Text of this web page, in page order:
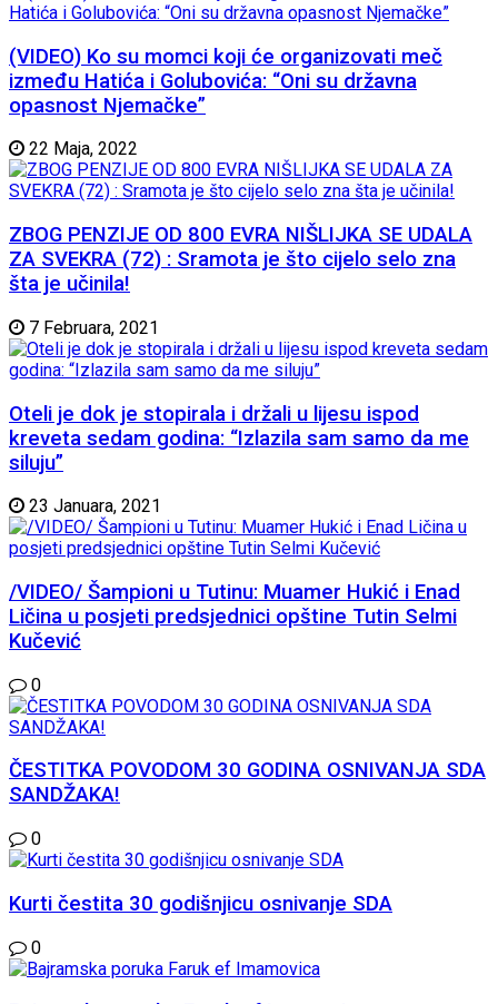
(VIDEO) Ko su momci koji će organizovati meč
između Hatića i Golubovića: “Oni su državna
opasnost Njemačke”
22 Maja, 2022
ZBOG PENZIJE OD 800 EVRA NIŠLIJKA SE UDALA
ZA SVEKRA (72) : Sramota je što cijelo selo zna
šta je učinila!
7 Februara, 2021
Oteli je dok je stopirala i držali u lijesu ispod
kreveta sedam godina: “Izlazila sam samo da me
siluju”
23 Januara, 2021
/VIDEO/ Šampioni u Tutinu: Muamer Hukić i Enad
Ličina u posjeti predsjednici opštine Tutin Selmi
Kučević
0
ČESTITKA POVODOM 30 GODINA OSNIVANJA SDA
SANDŽAKA!
0
Kurti čestita 30 godišnjicu osnivanje SDA
0